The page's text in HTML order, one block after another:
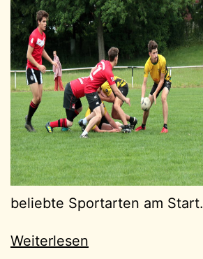
beliebte Sportarten am Start.
Weiterlesen